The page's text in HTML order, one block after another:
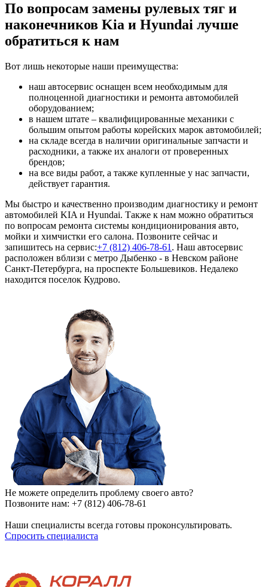
По вопросам замены рулевых тяг и
наконечников Kia и Hyundai лучше
обратиться к нам
Вот лишь некоторые наши преимущества:
наш автосервис оснащен всем необходимым для
полноценной диагностики и ремонта автомобилей
оборудованием;
в нашем штате – квалифицированные механики с
большим опытом работы корейских марок автомобилей;
на складе всегда в наличии оригинальные запчасти и
расходники, а также их аналоги от проверенных
брендов;
на все виды работ, а также купленные у нас запчасти,
действует гарантия.
Мы быстро и качественно производим диагностику и ремонт
автомобилей KIA и Hyundai. Также к нам можно обратиться
по вопросам ремонта системы кондиционирования авто,
мойки и химчистки его салона. Позвоните сейчас и
запишитесь на сервис:+7 (812) 406-78-61 . Наш автосервис
расположен вблизи с метро Дыбенко - в Невском районе
Санкт-Петербурга, на проспекте Большевиков. Недалеко
находится поселок Кудрово.
Не можете определить проблему своего авто?
Позвоните нам: +7 (812) 406-78-61
Наши специалисты всегда готовы проконсультировать.
Спросить специалиста